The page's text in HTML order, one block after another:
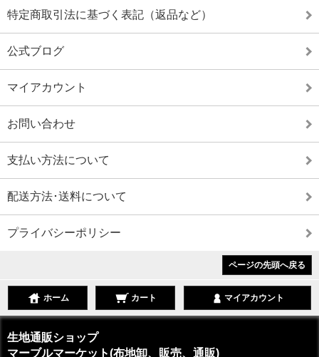
特定商取引法に基づく表記（返品など）
公式ブログ
マイアカウント
お問い合わせ
支払い方法について
配送方法･送料について
プライバシーポリシー
ページの先頭へ戻る
ホーム カート マイアカウント
生地通販ショップ
マーブルマーケット(布地卸、販売、通販)